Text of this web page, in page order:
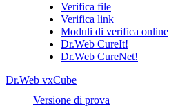
Verifica file
Verifica link
Moduli di verifica online
Dr.Web CureIt!
Dr.Web CureNet!
Dr.Web vxCube
Versione di prova